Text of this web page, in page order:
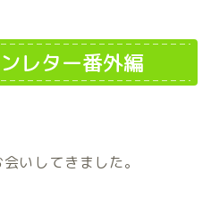
レター番外編
いしてきました。